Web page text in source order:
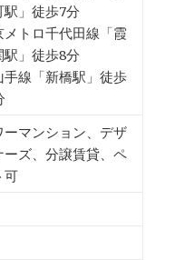
駅」徒歩7分
メトロ千代田線「霞
駅」徒歩8分
手線「新橋駅」徒歩
ーマンション、デザ
ーズ、分譲賃貸、ペ
可